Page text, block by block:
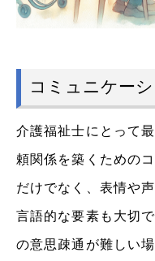
コミュニケー
介護福祉士にとって
頼関係を築くための
だけでなく、表情や
言語的な要素も大切
の意思疎通が難しい